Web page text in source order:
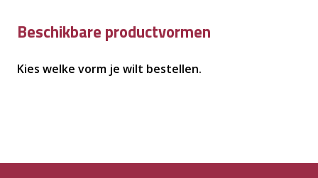
Beschikbare productvormen
Kies welke vorm je wilt bestellen.